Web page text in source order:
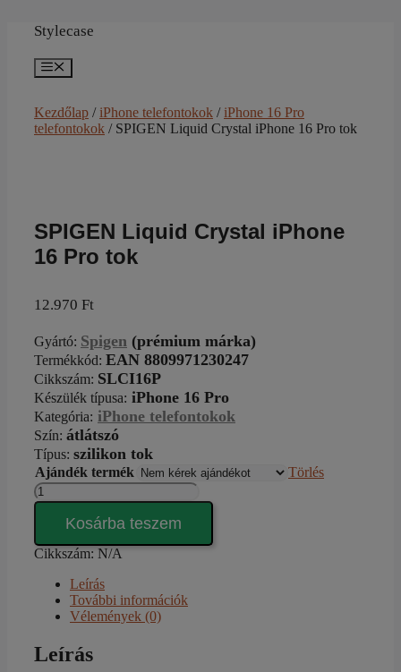
Stylecase
Kezdőlap / iPhone telefontokok / iPhone 16 Pro
telefontokok / SPIGEN Liquid Crystal iPhone 16 Pro tok
SPIGEN Liquid Crystal iPhone
16 Pro tok
12.970 Ft
Gyártó: Spigen (prémium márka)
Termékkód: EAN 8809971230247
Cikkszám: SLCI16P
Készülék típusa: iPhone 16 Pro
Kategória: iPhone telefontokok
Szín: átlátszó
Típus: szilikon tok
Ajándék termék
Törlés
SPIGEN
Liquid
Crystal
16
mennyiség
Kosárba teszem
Cikkszám: N/A
Leírás
További információk
Vélemények (0)
Leírás